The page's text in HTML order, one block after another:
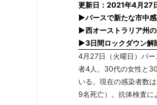
更新日：2021年4月27
▶パースで新たな市中
▶西オーストラリア州
▶3日間ロックダウン解
4月27日（火曜日）パ
者4人、30代の女性と
いる。現在の感染者数
9名死亡）。抗体検査に